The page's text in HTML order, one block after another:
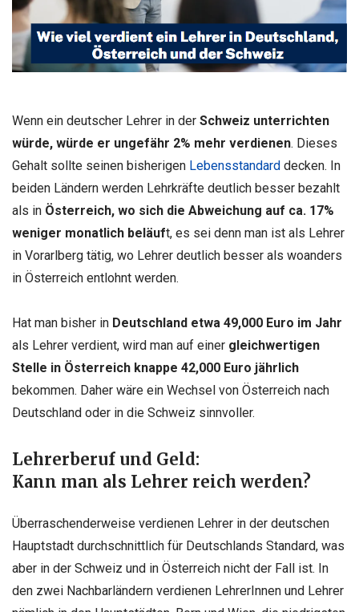
Wenn ein deutscher Lehrer in der Schweiz unterrichten
würde, würde er ungefähr 2% mehr verdienen. Dieses
Gehalt sollte seinen bisherigen Lebensstandard decken. In
beiden Ländern werden Lehrkräfte deutlich besser bezahlt
als in Österreich, wo sich die Abweichung auf ca. 17%
weniger monatlich beläuft, es sei denn man ist als Lehrer
in Vorarlberg tätig, wo Lehrer deutlich besser als woanders
in Österreich entlohnt werden.
Hat man bisher in Deutschland etwa 49,000 Euro im Jahr
als Lehrer verdient, wird man auf einer gleichwertigen
Stelle in Österreich knappe 42,000 Euro jährlich
bekommen. Daher wäre ein Wechsel von Österreich nach
Deutschland oder in die Schweiz sinnvoller.
Lehrerberuf und Geld:
Kann man als Lehrer reich werden?
Überraschenderweise verdienen Lehrer in der deutschen
Hauptstadt durchschnittlich für Deutschlands Standard, was
aber in der Schweiz und in Österreich nicht der Fall ist. In
den zwei Nachbarländern verdienen LehrerInnen und Lehrer